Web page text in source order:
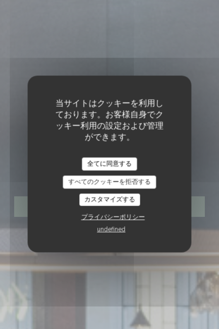
当サイトはクッキーを利用し
ております。お客様自身でク
ッキー利用の設定および管理
ができます。
全てに同意する
すべてのクッキーを拒否する
カスタマイズする
プライバシーポリシー
undefined
TERRA BAR A VINS
予約